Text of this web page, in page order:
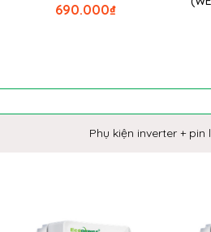
₫
690.000
Phụ kiện inverter + pin